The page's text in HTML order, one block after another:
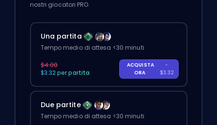
nostri giocatori PRO.
Una partita
Tempo medio di attesa <30 minuti
$4.00
$3.32 per partita
ACQUISTA
ORA
-
$3.32
Due partite
Tempo medio di attesa <30 minuti